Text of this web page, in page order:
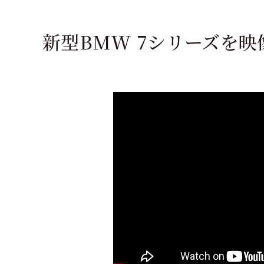
新型BMW 7シリーズを映